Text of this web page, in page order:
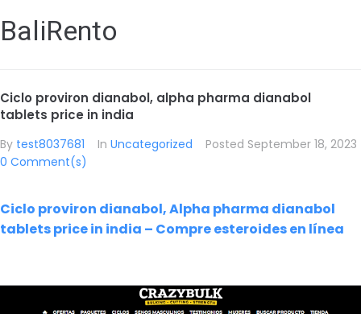
BaliRento
Ciclo proviron dianabol, alpha pharma dianabol
tablets price in india
By test8037681 In Uncategorized Posted September 18, 2023
0 Comment(s)
Ciclo proviron dianabol, Alpha pharma dianabol
tablets price in india – Compre esteroides en línea